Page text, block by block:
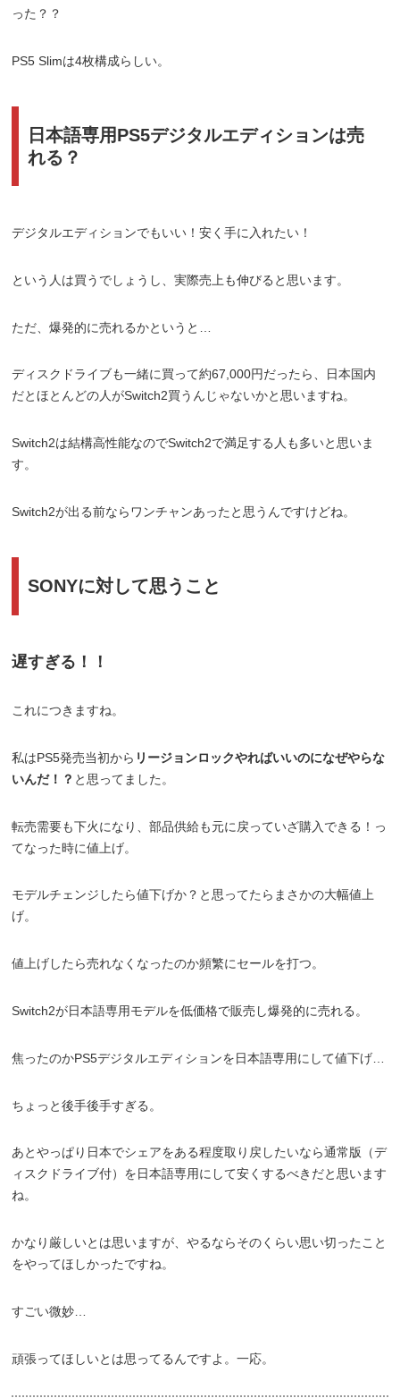
った？？
PS5 Slimは4枚構成らしい。
日本語専用PS5デジタルエディションは売
れる？
デジタルエディションでもいい！安く手に入れたい！
という人は買うでしょうし、実際売上も伸びると思います。
ただ、爆発的に売れるかというと…
ディスクドライブも一緒に買って約67,000円だったら、日本国内
だとほとんどの人がSwitch2買うんじゃないかと思いますね。
Switch2は結構高性能なのでSwitch2で満足する人も多いと思いま
す。
Switch2が出る前ならワンチャンあったと思うんですけどね。
SONYに対して思うこと
遅すぎる！！
これにつきますね。
私はPS5発売当初から リージョンロックやればいいのになぜやらな
いんだ！？ と思ってました。
転売需要も下火になり、部品供給も元に戻っていざ購入できる！っ
てなった時に値上げ。
モデルチェンジしたら値下げか？と思ってたらまさかの大幅値上
げ。
値上げしたら売れなくなったのか頻繁にセールを打つ。
Switch2が日本語専用モデルを低価格で販売し爆発的に売れる。
焦ったのかPS5デジタルエディションを日本語専用にして値下げ…
ちょっと後手後手すぎる。
あとやっぱり日本でシェアをある程度取り戻したいなら通常版（デ
ィスクドライブ付）を日本語専用にして安くするべきだと思います
ね。
かなり厳しいとは思いますが、やるならそのくらい思い切ったこと
をやってほしかったですね。
すごい微妙…
頑張ってほしいとは思ってるんですよ。一応。